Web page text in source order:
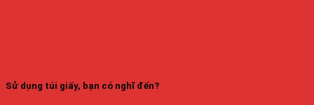
Sử dụng túi giấy, bạn có nghĩ đến?